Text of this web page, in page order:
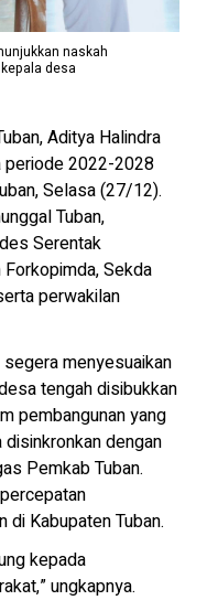
naskah
desa
Aditya Halindra
periode 2022-2028
Selasa (27/12).
Tuban,
Serentak
Sekda
perwakilan
menyesuaikan
tengah disibukkan
pembangunan yang
dengan
Pemkab Tuban.
di Kabupaten Tuban.
kepada
ungkapnya.